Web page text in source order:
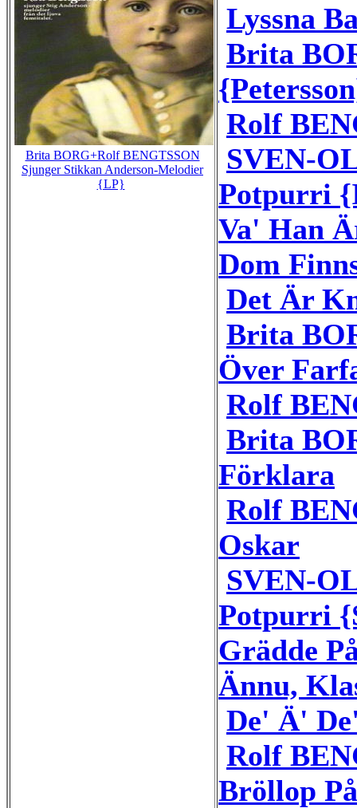
Brita BORG+Rolf BENGTSSON
Sjunger Stikkan Anderson-Melodier
{LP}
Lyssna
Brita
Rolf
SVEN-
Potpurri
Va' Han
Dom
Det Är
Brita
Över
Rolf
Brita
Förklara
Rolf
Oskar
SVEN-
Potpurri
Grädde
Ännu,
De' Ä'
Rolf
Bröllop